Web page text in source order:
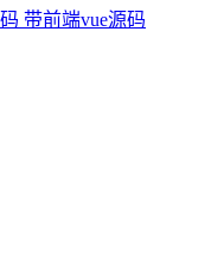
带前端vue源码